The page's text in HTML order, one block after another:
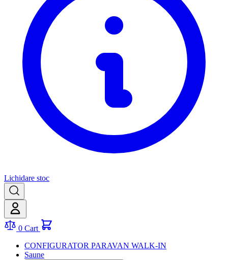
Lichidare stoc
0 Cart
CONFIGURATOR PARAVAN WALK-IN
Saune